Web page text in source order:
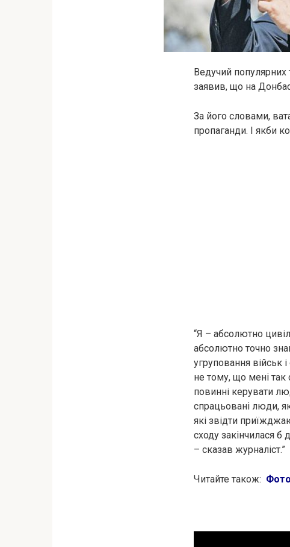
Ведучий популярних
заявив, що на
За його словами,
пропаганди. І якби
“Я – абсолютно
абсолютно точно
угруповання військ
не тому, що мені
повинні керувати
спрацьовані люди,
які звідти
сходу закінчилася
– сказав журналіст.”
Читайте також: